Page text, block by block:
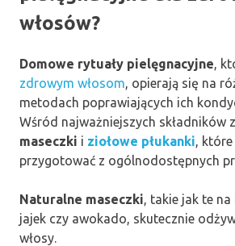
włosów?
Domowe rytuały pielęgnacyjne,
zdrowym włosom, opierają się na
metodach poprawiających ich
Wśród najważniejszych składników
maseczki i ziołowe płukanki,
przygotować z ogólnodostępnych
Naturalne maseczki, takie jak te
jajek czy awokado, skutecznie
włosy.